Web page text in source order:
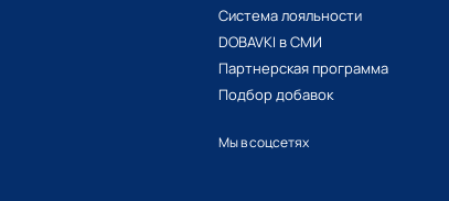
– дефицит синтетического витамина В3 в организме.
Система лояльности
DOBAVKI в СМИ
Партнерская программа
Подбор добавок
Мы в соцсетях